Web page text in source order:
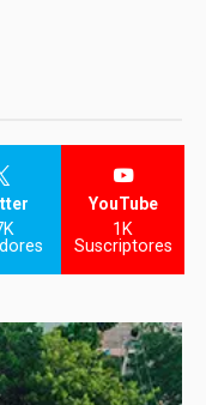
YouTube
1K
Suscriptores